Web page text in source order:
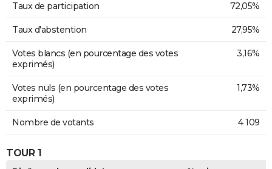
Taux de participation 72,05%
Taux d'abstention 27,95%
Votes blancs (en pourcentage des votes
exprimés)
3,16%
Votes nuls (en pourcentage des votes
exprimés)
1,73%
Nombre de votants 4 109
TOUR 1